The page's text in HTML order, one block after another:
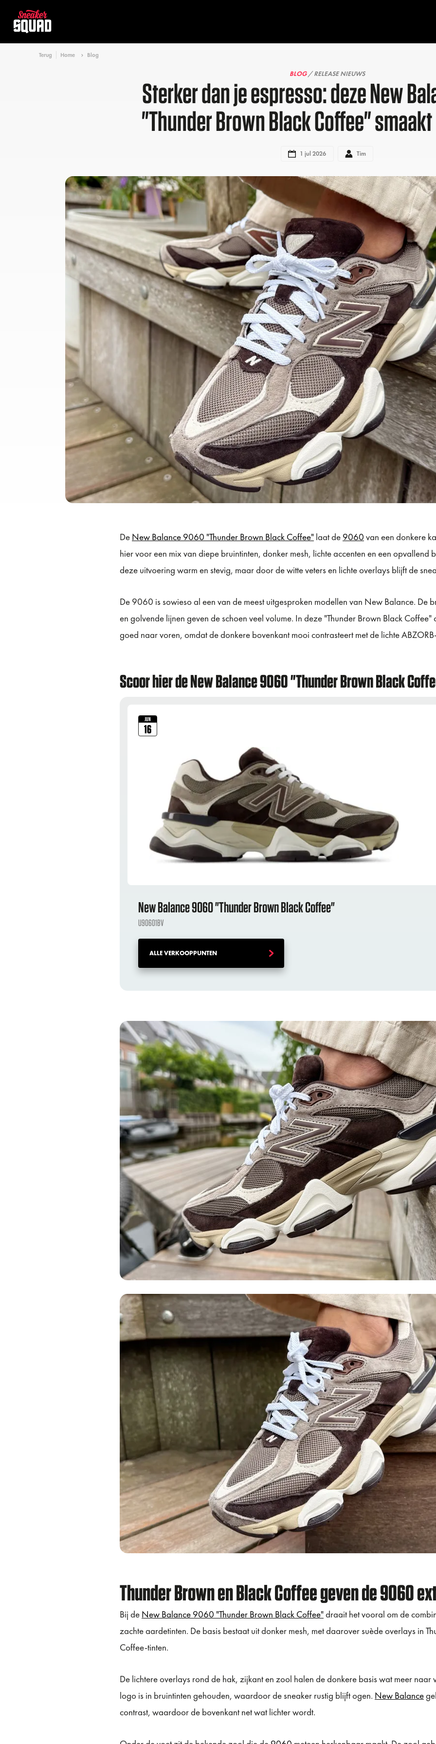
Terug Home Blog
BLOG/ RELEASE NIEUWS
Sterker dan je espresso: deze New
"Thunder Brown Black Coffee"
1 jul 2026 Tim
De New Balance 9060 "Thunder Brown Black Coffee" laat de 9060 van een donkere
hier voor een mix van diepe bruintinten, donker mesh, lichte accenten en een
deze uitvoering warm en stevig, maar door de witte veters en lichte overlays blijft de
De 9060 is sowieso al een van de meest uitgesproken modellen van New Balance. De
en golvende lijnen geven de schoen veel volume. In deze "Thunder Brown Black
goed naar voren, omdat de donkere bovenkant mooi contrasteert met de lichte
Scoor hier de New Balance 9060 "Thunder Brown Black
JUN
16
New Balance 9060 "Thunder Brown Black Coffee"
U90601BV
ALLE VERKOOPPUNTEN
Thunder Brown en Black Coffee geven de 9060
Bij de New Balance 9060 "Thunder Brown Black Coffee"draait het vooral om de
zachte aardetinten. De basis bestaat uit donker mesh, met daarover suède overlays in
Coffee-tinten.
De lichtere overlays rond de hak, zijkant en zool halen de donkere basis wat meer
logo is in bruintinten gehouden, waardoor de sneaker rustig blijft ogen. New Balance
contrast, waardoor de bovenkant net wat lichter wordt.